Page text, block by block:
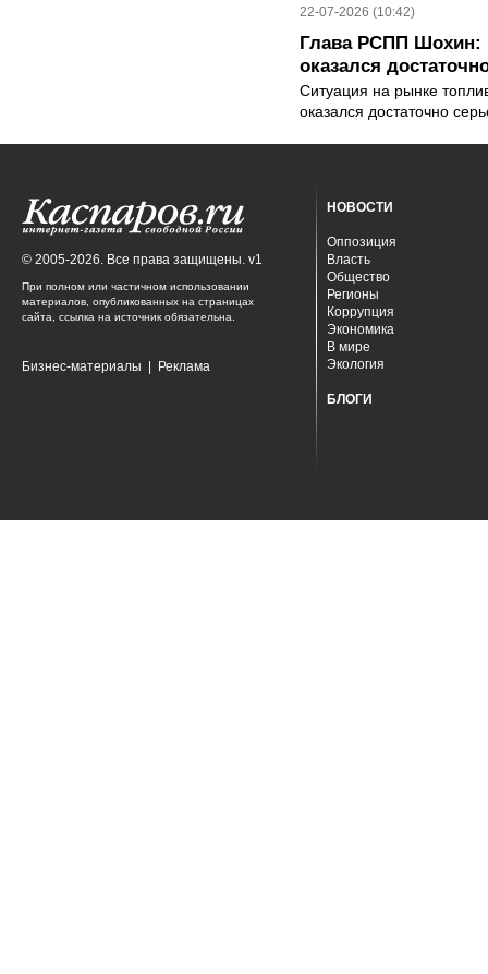
22-07-2026 (10:42)
Глава РСПП Шохин:
оказался
Ситуация на рынке
оказался достаточно
© 2005-2026. Все права защищены. v1
При полном или частичном использовании
материалов, опубликованных на страницах
сайта, ссылка на источник обязательна.
Бизнес-материалы Реклама
НОВОСТИ
Оппозиция
Власть
Общество
Регионы
Коррупция
Экономика
В мире
Экология
БЛОГИ